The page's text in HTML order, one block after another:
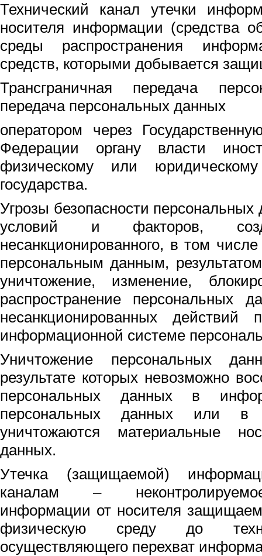
Технический канал утечки
носителя информации (средства
среды распространения
средств, которыми добывается
Трансграничная передача
передача персональных данных
оператором через
Федерации органу власти
физическому или
государства.
Угрозы безопасности персональных
условий и факторов,
несанкционированного, в том
персональным данным,
уничтожение, изменение,
распространение персональных
несанкционированных
информационной системе
Уничтожение персональных
результате которых невозможно
персональных данных в
персональных данных или в
уничтожаются материальные
данных.
Утечка (защищаемой)
каналам –
информации от носителя
физическую среду до
осуществляющего перехват